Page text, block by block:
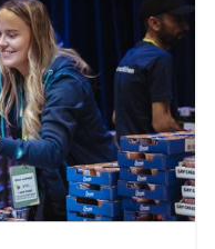
elämäntilanteisiin
ja varattiin